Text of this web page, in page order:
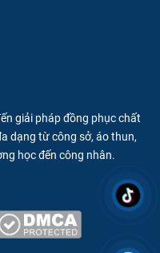
giải pháp đồng phục chất
dạng từ công sở, áo thun,
học đến công nhân.